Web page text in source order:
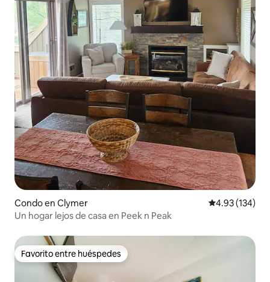
Condo en Clymer Calificación
4.93 (134)
Un hogar lejos de casa en Peek n Peak
Favorito entre huéspedes
Favorito entre huéspedes